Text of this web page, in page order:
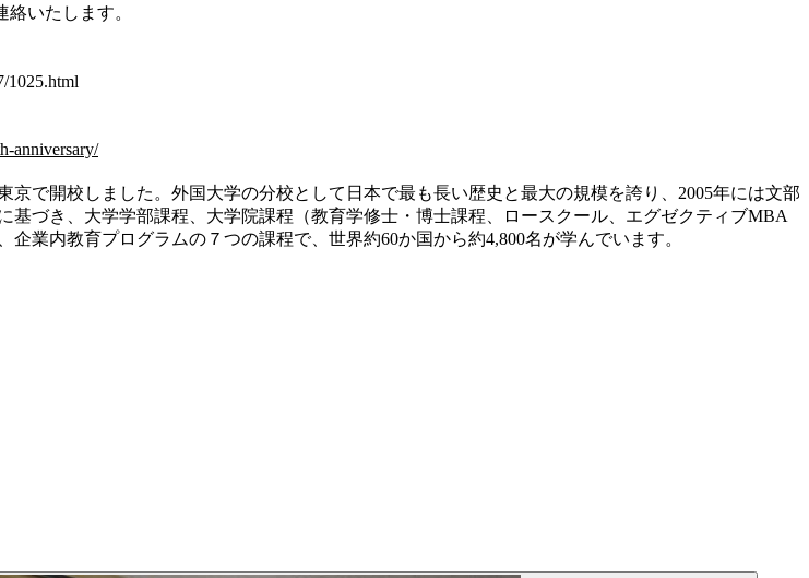
いたします。
1025.html
anniversary/
京で開校しました。外国大学の分校として日本で最も長い歴史と最大の規模を誇り、 2005年には文部
基づき、 大学学部課程、大学院課程（教育学修士・博士課程、ロースクール、エグゼクティブMBA
企業内教育プログラムの７つの課程で、世界約60か国から約4,800名が学んでいます。